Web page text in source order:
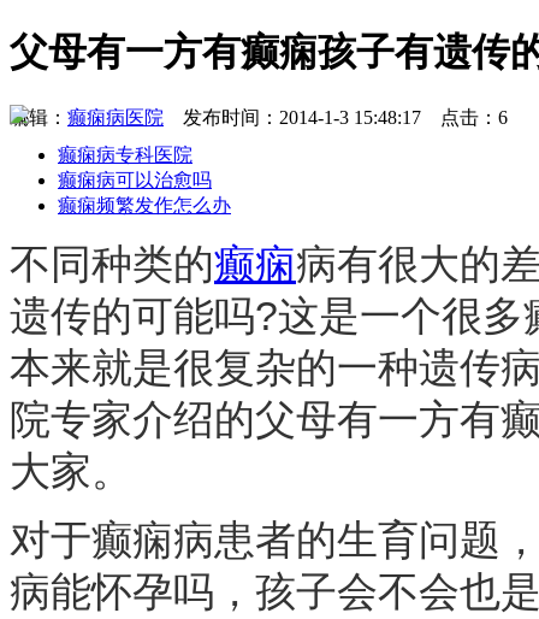
父母有一方有癫痫孩子有遗传
编辑： 癫痫病医院 发布时间：2014-1-3 15:48:17 点击：6
癫痫病专科医院
癫痫病可以治愈吗
癫痫频繁发作怎么办
不同种类的癫痫病有很大的
遗传的可能吗?这是一个很
本来就是很复杂的一种遗传
院专家介绍的父母有一方有
大家。
对于癫痫病患者的生育问题
病能怀孕吗，孩子会不会也